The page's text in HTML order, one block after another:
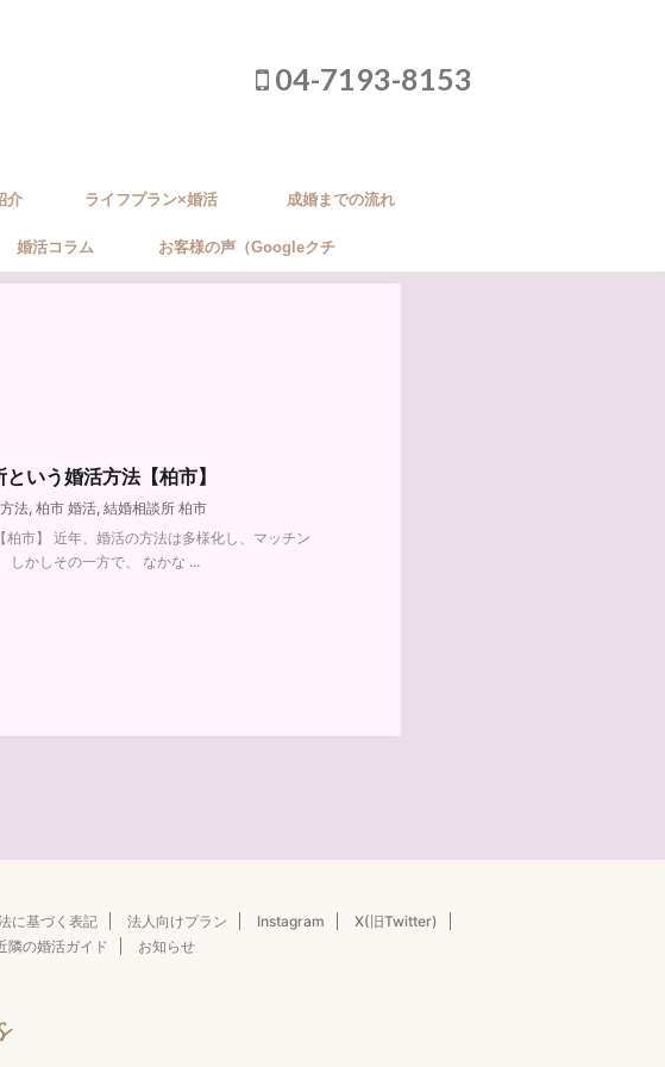
04-7193-8153
介 ライフプラン×婚活 成婚までの流れ
婚活コラム お客様の声（Googleクチ
いう婚活方法【柏市】
法, 柏市 婚活, 結婚相談所 柏市
市】 近年、婚活の方法は多様化し、マッチン
しかしその一方で、 なかな ...
に基づく表記 法人向けプラン Instagram
X(旧Twitter)
隣の婚活ガイド お知らせ